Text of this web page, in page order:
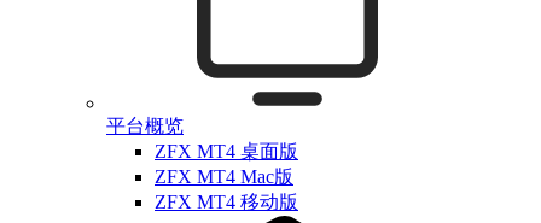
平台概览
ZFX MT4 桌面版
ZFX MT4 Mac版
ZFX MT4 移动版